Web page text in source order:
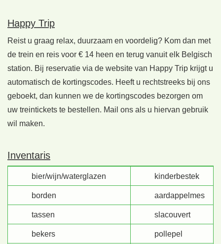
Happy Trip
Reist u graag relax, duurzaam en voordelig? Kom dan met
de trein en reis voor € 14 heen en terug vanuit elk Belgisch
station. Bij reservatie via de website van Happy Trip krijgt u
automatisch de kortingscodes. Heeft u rechtstreeks bij ons
geboekt, dan kunnen we de kortingscodes bezorgen om
uw treintickets te bestellen. Mail ons als u hiervan gebruik
wil maken.
Inventaris
bier/wijn/waterglazen kinderbestek
borden aardappelmes
tassen slacouvert
bekers pollepel